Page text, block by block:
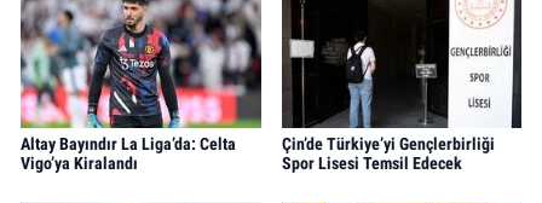
Altay Bayındır La Liga’da: Celta
Vigo’ya Kiralandı
Çin’de Türkiye’yi Gençlerbirliği
Spor Lisesi Temsil Edecek